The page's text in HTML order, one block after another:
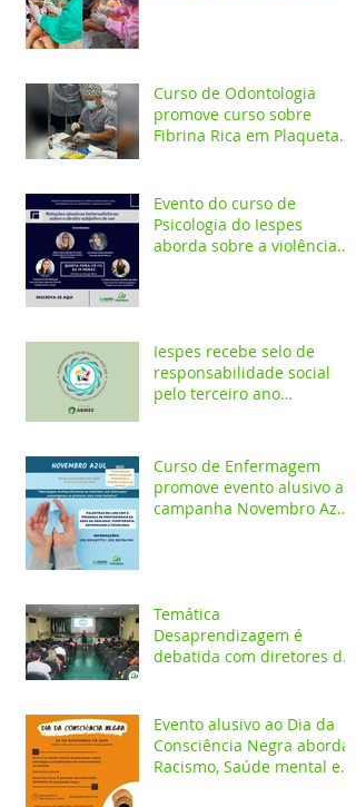
Curso de Odontologia
promove curso sobre
Fibrina Rica em Plaquetas
Evento do curso de
Psicologia do Iespes
aborda sobre a violência
Iespes recebe selo de
responsabilidade social
pelo terceiro ano
Curso de Enfermagem
promove evento alusivo a
campanha Novembro Azul
Temática
Desaprendizagem é
debatida com diretores da
Evento alusivo ao Dia da
Consciência Negra aborda
Racismo, Saúde mental e